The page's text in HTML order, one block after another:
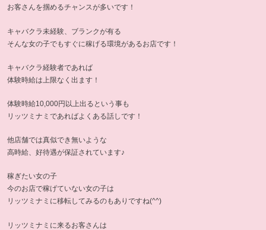
お客さんを掴めるチャンスが多いです！
キャバクラ未経験、ブランクが有る
そんな女の子でもすぐに稼げる環境があるお店です！
キャバクラ経験者であれば
体験時給は上限なく出ます！
体験時給10,000円以上出るという事も
リッツミナミであればよくある話しです！
他店舗では真似でき無いような
高時給、好待遇が保証されています♪
稼ぎたい女の子
今のお店で稼げていない女の子は
リッツミナミに移転してみるのもありですね(^^)
リッツミナミに来るお客さんは